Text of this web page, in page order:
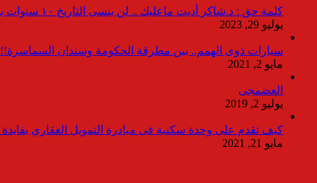
كلمة حق : د.شاكر أديت ماعليك .. لن ينسى التاريخ ١٠ سنوات بدون انقطاعات
يوليو 29, 2023
سيارات ذوى الهمم.. بين مطرقة الحكومة وسندان السماسرة!!
مايو 2, 2021
العضمجى
يوليو 2, 2019
كيف تقدم على وحدة سكنية فى مبادرة التمويل العقاري بفايدة ٣٪
مايو 21, 2021